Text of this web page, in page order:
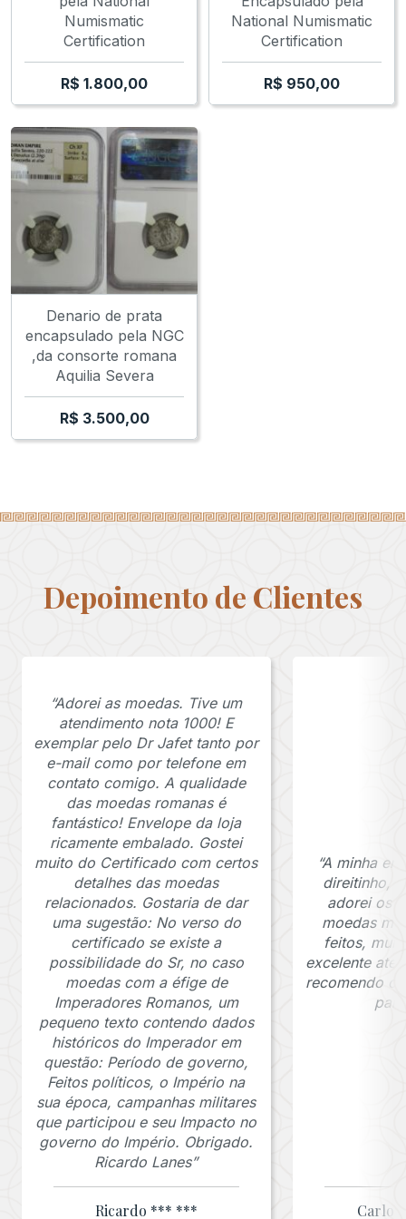
Numismatic
Certification
R$ 1.800,00
National Numismatic
Certification
R$ 950,00
Denario de prata
encapsulado pela NGC
,da consorte romana
Aquilia Severa
R$ 3.500,00
Depoimento de Clientes
“Adorei as moedas. Tive um
atendimento nota 1000! E
exemplar pelo Dr Jafet tanto por
e-mail como por telefone em
contato comigo. A qualidade
das moedas romanas é
fantástico! Envelope da loja
ricamente embalado. Gostei
muito do Certificado com certos
detalhes das moedas
relacionados. Gostaria de dar
uma sugestão: No verso do
certificado se existe a
possibilidade do Sr, no caso
moedas com a éfige de
Imperadores Romanos, um
pequeno texto contendo dados
históricos do Imperador em
questão: Período de governo,
Feitos políticos, o Império na
sua época, campanhas militares
que participou e seu Impacto no
governo do Império. Obrigado.
Ricardo Lanes”
Ricardo *** ***
“A minha
direitinho,
adorei os
moedas
feitos,
excelente
recomendo o